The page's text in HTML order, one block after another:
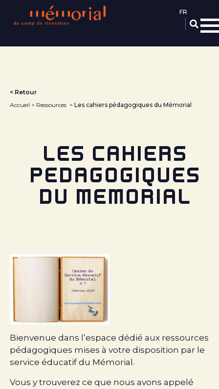
< Retour
Accueil
Ressources Les cahiers pédagogiques du Mémorial
LES CAHIERS
PÉDAGOGIQUES
DU MÉMORIAL
Bienvenue dans l’espace dédié aux ressources
pédagogiques mises à votre disposition par le
service éducatif du Mémorial.
Vous y trouverez ce que nous avons appelé